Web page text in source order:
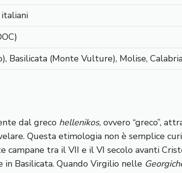
Basilicata (Monte Vulture), Molise,
dal greco hellenikos, ovvero “greco”,
Questa etimologia non è semplice
campane tra il VII e il VI secolo avanti
Basilicata. Quando Virgilio nelle